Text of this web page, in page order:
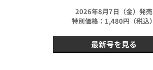
2026年8月7日（金）発売
特別価格：1,480円（税込）
最新号を見る